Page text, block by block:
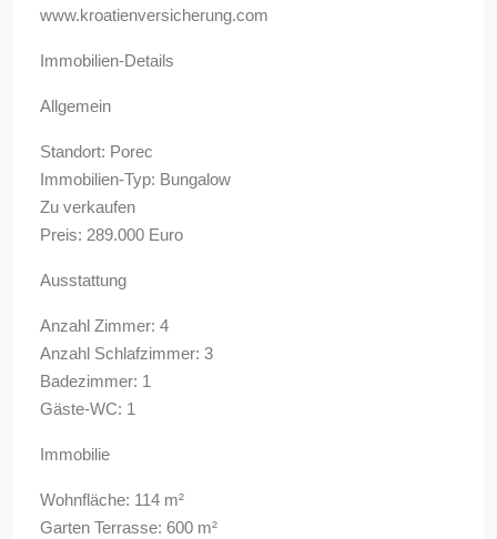
www.kroatienversicherung.com
Immobilien-Details
Allgemein
Standort: Porec
Immobilien-Typ: Bungalow
Zu verkaufen
Preis: 289.000 Euro
Ausstattung
Anzahl Zimmer: 4
Anzahl Schlafzimmer: 3
Badezimmer: 1
Gäste-WC: 1
Immobilie
Wohnfläche: 114 m²
Garten Terrasse: 600 m²